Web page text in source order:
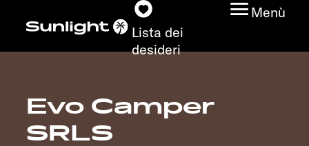
Lista dei
desideri
Menù
Modelli
Evo Camper
SRLS